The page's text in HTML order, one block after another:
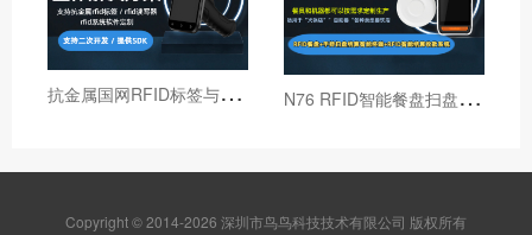
抗
金属国网RFID标签与国网RFID读写器厂家 N
76 RFID智能餐盘扫盘机 火锅店RFID智能结算机
Copyright © 2014-2026 深圳市鸟鸟科技技术有限公司 版权所有